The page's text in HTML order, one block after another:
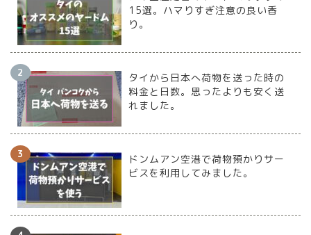
15選。ハマりすぎ注意の良い香
り。
タイから日本へ荷物を送った時の
料金と日数。思ったよりも安く送
れました。
ドンムアン空港で荷物預かりサー
ビスを利用してみました。